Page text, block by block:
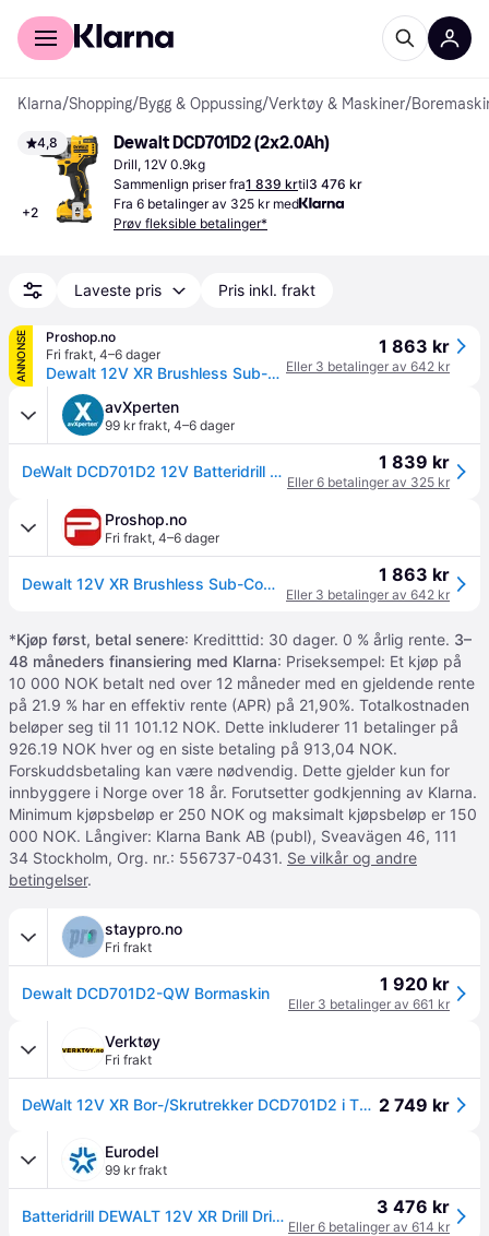
For kunder
Klarna/Shopping/Bygg & Oppussing/Verktøy & Maskiner/
4,8
+2
Dewalt DCD701D2 (2x2.0Ah)
Drill, 12V 0.9kg
Sammenlign priser fra1 839 krtil3 476 kr
Fra 6 betalinger av 325 kr med
Prøv fleksible betalinger*
Laveste pris Pris inkl. frakt
ANNONSE
Proshop.no
Fri frakt, 4–6 dager
Dewalt 12V XR Brushless Sub-Compact Drill Driver - 2 x 2Ah
1 863 kr
Eller 3 betalinger av 642 kr
avXperten
99 kr frakt, 4–6 dager
DeWalt DCD701D2 12V Batteridrill med batteri 1 839 kr
Eller 6 betalinger av 325 kr
Proshop.no
Fri frakt, 4–6 dager
Dewalt 12V XR Brushless Sub-Compact Drill Driver - 2 x 2Ah 1 863 kr
Eller 3 betalinger av 642 kr
*Kjøp først, betal senere: Kreditttid: 30 dager. 0 % årlig rente. 3–
48 måneders finansiering med Klarna: Priseksempel: Et kjøp på
10 000 NOK betalt ned over 12 måneder med en gjeldende rente
på 21.9 % har en effektiv rente (APR) på 21,90%. Totalkostnaden
beløper seg til 11 101.12 NOK. Dette inkluderer 11 betalinger på
926.19 NOK hver og en siste betaling på 913,04 NOK.
Forskuddsbetaling kan være nødvendig. Dette gjelder kun for
innbyggere i Norge over 18 år. Forutsetter godkjenning av Klarna.
Minimum kjøpsbeløp er 250 NOK og maksimalt kjøpsbeløp er 150
000 NOK. Långiver: Klarna Bank AB (publ), Sveavägen 46, 111
34 Stockholm, Org. nr.: 556737-0431. Se vilkår og andre
betingelser.
staypro.no
Fri frakt
Dewalt DCD701D2-QW Bormaskin 1 920 kr
Eller 3 betalinger av 661 kr
Verktøy
Fri frakt
DeWalt 12V XR Bor-/Skrutrekker DCD701D2 i TSTAK koffert med 2 x 12V 2,0Ah batterier & lader 2 749 kr
Eurodel
99 kr frakt
Batteridrill DEWALT 12V XR Drill Driver 2x2Ah 3 476 kr
Eller 6 betalinger av 614 kr